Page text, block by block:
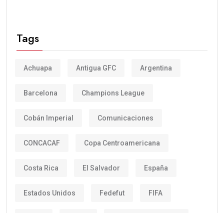
Tags
Achuapa Antigua GFC Argentina
Barcelona Champions League
Cobán Imperial Comunicaciones
CONCACAF Copa Centroamericana
Costa Rica El Salvador España
Estados Unidos Fedefut FIFA